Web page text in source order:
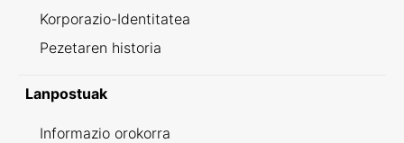
Korporazio-Identitatea
Pezetaren historia
Lanpostuak
Informazio orokorra